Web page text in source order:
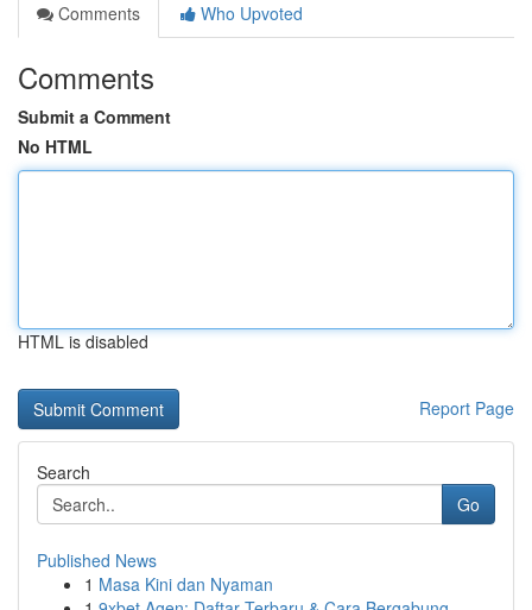
Comments
Who Upvoted
Comments
Submit a Comment
No HTML
HTML is disabled
Report Page
Search
Go
Published News
1 Masa Kini dan Nyaman